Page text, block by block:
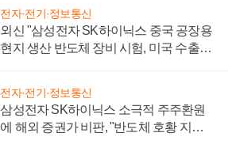
전자·전기·정보통신
외신 "삼성전자 SK하이닉스 중국 공장용
현지 생산 반도체 장비 시험, 미국 수출통
전자·전기·정보통신
삼성전자 SK하이닉스 소극적 주주환원
에 해외 증권가 비판, "반도체 호황 지속